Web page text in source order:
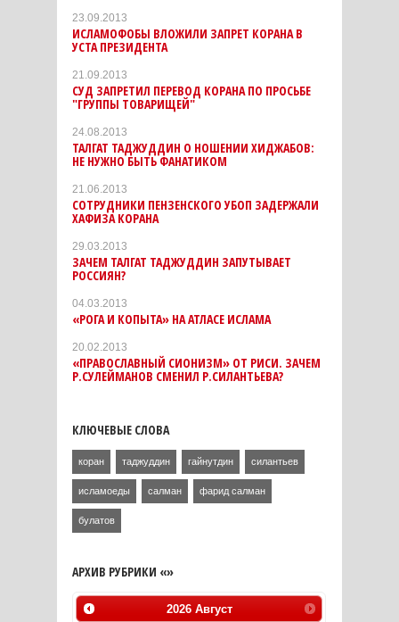
23.09.2013
ИСЛАМОФОБЫ ВЛОЖИЛИ ЗАПРЕТ КОРАНА В
УСТА ПРЕЗИДЕНТА
21.09.2013
СУД ЗАПРЕТИЛ ПЕРЕВОД КОРАНА ПО ПРОСЬБЕ
"ГРУППЫ ТОВАРИЩЕЙ"
24.08.2013
ТАЛГАТ ТАДЖУДДИН О НОШЕНИИ ХИДЖАБОВ:
НЕ НУЖНО БЫТЬ ФАНАТИКОМ
21.06.2013
СОТРУДНИКИ ПЕНЗЕНСКОГО УБОП ЗАДЕРЖАЛИ
ХАФИЗА КОРАНА
29.03.2013
ЗАЧЕМ ТАЛГАТ ТАДЖУДДИН ЗАПУТЫВАЕТ
РОССИЯН?
04.03.2013
«РОГА И КОПЫТА» НА АТЛАСЕ ИСЛАМА
20.02.2013
«ПРАВОСЛАВНЫЙ СИОНИЗМ» ОТ РИСИ. ЗАЧЕМ
Р.СУЛЕЙМАНОВ СМЕНИЛ Р.СИЛАНТЬЕВА?
КЛЮЧЕВЫЕ СЛОВА
коран таджуддин гайнутдин силантьев
исламоеды салман фарид салман
булатов
АРХИВ РУБРИКИ «»
2026 Август